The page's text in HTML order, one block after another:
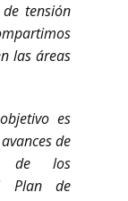
tensión
las áreas
es
de
de los
Plan de